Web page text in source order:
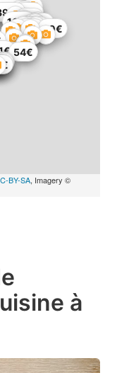
1€
68€
60€86€
65€
137€
509€
166€
54€
60€
BY-SA, Imagery ©
à